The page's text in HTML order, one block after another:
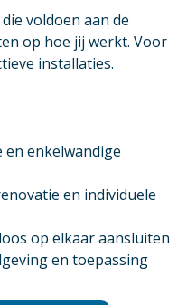
voldoen aan de
op hoe jij werkt. Voor
installaties.
en enkelwandige
en individuele
op elkaar aansluiten
en toepassing